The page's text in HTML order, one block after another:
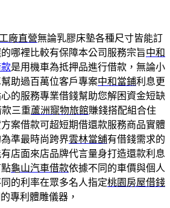
廠直營無論乳膠床墊各種尺寸皆能訂
哪裡比較有保障本公司服務宗旨中和
是用機車為抵押品進行借款，無論小
助過百萬位客戶專案中和當鋪利息更
的服務專業借錢幫助您解困資金短缺
三重蘆洲寵物旅館賺錢搭配組合住
案借款可超短期借還款服務商品實體
準最時尚跨界雲林當舖有借錢需求的
店面來店品牌代言量身打造還款利息
龜山汽車借款依據不同的車價與個人
的利率在眾多名人指定桃園房屋借錢
專利體雕儀器，